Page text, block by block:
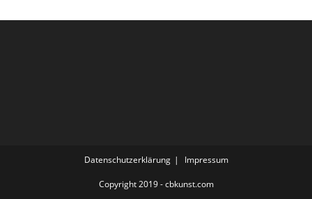
Datenschutzerklärung Impressum
Copyright 2019 - cbkunst.com